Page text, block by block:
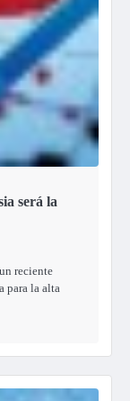
será la
reciente
para la alta